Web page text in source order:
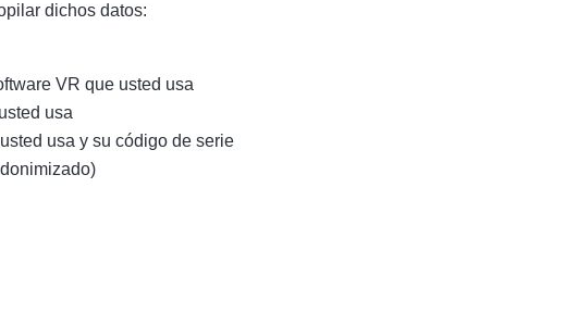
dichos datos:
VR que usted usa
usa
usa y su código de serie